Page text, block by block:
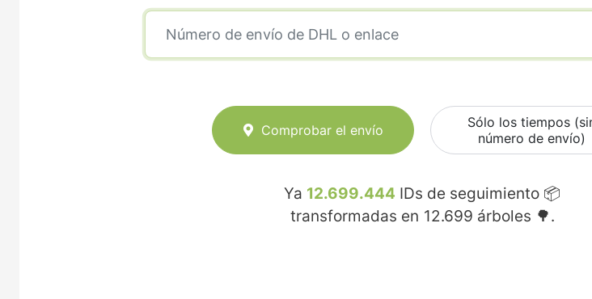
Comprobar el envío
Sólo los tiempos
número de envío)
Ya 12.699.444 IDs de seguimiento 📦
transformadas en 12.699 árboles 🌳.